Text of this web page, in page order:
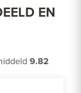
EN
9.82